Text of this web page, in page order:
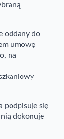
oddany do
umowę
na
podpisuje się
dokonuje